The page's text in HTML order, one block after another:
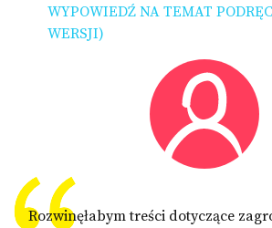
WYPOWIEDŹ NA TEMAT
WERSJI)
Rozwinęłabym treści dotyczące